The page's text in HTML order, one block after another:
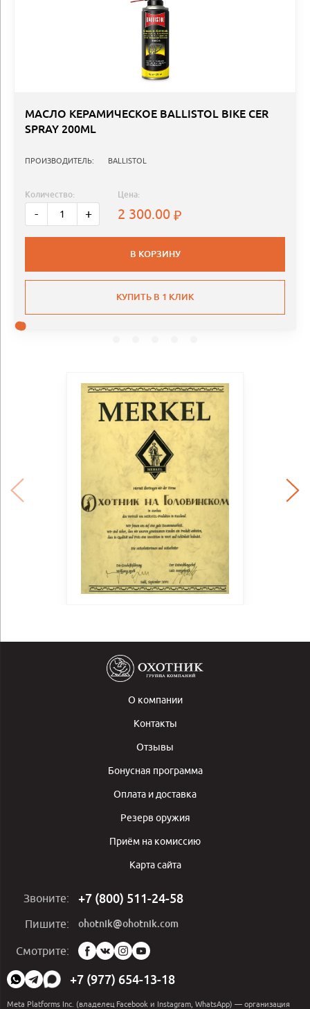
МАСЛО КЕРАМИЧЕСКОЕ BALLISTOL BIKE CER
SPRAY 200ML
ПРОИЗВОДИТЕЛЬ: BALLISTOL
Количество:
- +
Цена:
2 300.00
В КОРЗИНУ
КУПИТЬ В 1 КЛИК
О компании
Контакты
Отзывы
Бонусная программа
Оплата и доставка
Резерв оружия
Приём на комиссию
Карта сайта
Звоните: +7 (800) 511-24-58
Пишите: ohotnik@ohotnik.com
Смотрите:
Мы
в
социальных
сетях:
+7 (977) 654-13-18
Meta Platforms Inc. (владелец Facebook и Instagram, WhatsApp) — организация